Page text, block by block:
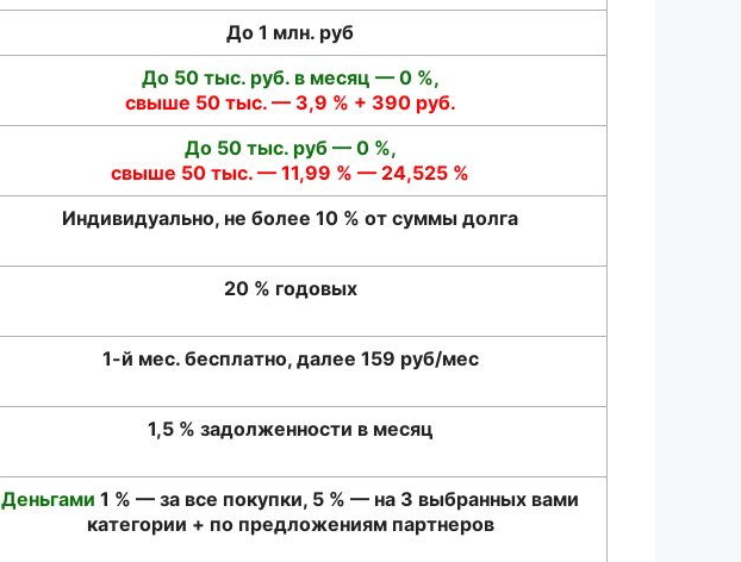
До 1 млн. руб
До 50 тыс. руб. в месяц — 0 %,
свыше 50 тыс. — 3,9 % + 390 руб.
До 50 тыс. руб — 0 %,
свыше 50 тыс. — 11,99 % — 24,525 %
Индивидуально, не более 10 % от суммы долга
20 % годовых
1-й мес. бесплатно, далее 159 руб/мес
1,5 % задолженности в месяц
Деньгами 1 % — за все покупки, 5 % — на 3 выбранных вами
категории + по предложениям партнеров